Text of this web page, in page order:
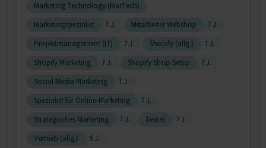
Marketing Technology (MarTech)
Marketingspezialist
7 J. Mitarbeiter Webshop
7 J.
Projektmanagement (IT)
7 J. Shopify (allg.)
7 J.
Shopify Marketing
7 J. Shopify Shop-Setup
7 J.
Social Media Marketing
7 J.
Spezialist für Online-Marketing
7 J.
Strategisches Marketing
7 J. Texter
7 J.
Vertrieb (allg.)
9 J.